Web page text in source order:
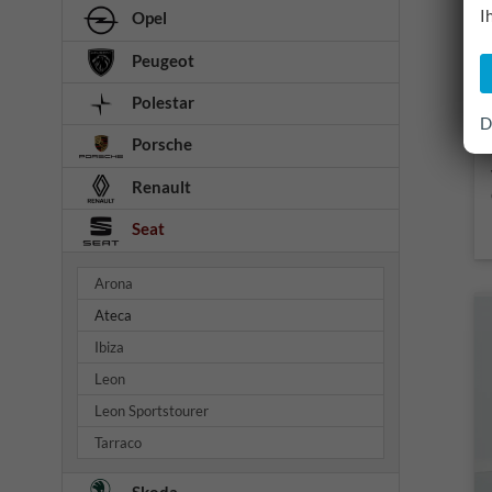
Opel
Peugeot
Polestar
Porsche
Renault
Seat
Arona
Ateca
Ibiza
Leon
Leon Sportstourer
Tarraco